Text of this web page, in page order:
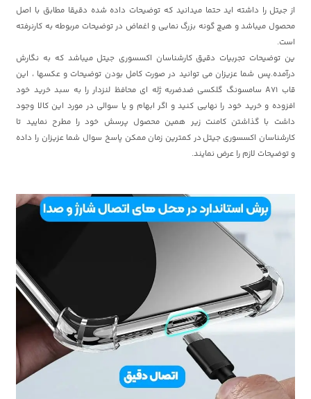
از جیتل را داشته اید حتما میدانید که توضیحات داده شده دقیقا مطابق با اصل
محصول میباشد و هیچ گونه بزرگ نمایی و اغماض در توضیحات مربوطه به کارنرفته
است.
ین توضیحات تجربیات دقیق کارشناسان اکسسوری جیتل میباشد که به نگارش
درآمده.پس شما عزیزان می توانید در صورت کامل بودن توضیحات و عکسها ، این
قاب A71 سامسونگ گلکسی ضدضربه ژله ای محافظ لنزدار را به سبد خرید خود
افزوده و خرید خود را نهایی کنید و اگر ابهام و یا سوالی در مورد این کالا وجود
داشت با گذاشتن کامنت زیر همین محصول پرسش خود را مطرح نمایید تا
کارشناسان اکسسوری جیتل در کمترین زمان ممکن پاسخ سوال شما عزیزان را داده
و توضیحات لازم را عرض نمایند.